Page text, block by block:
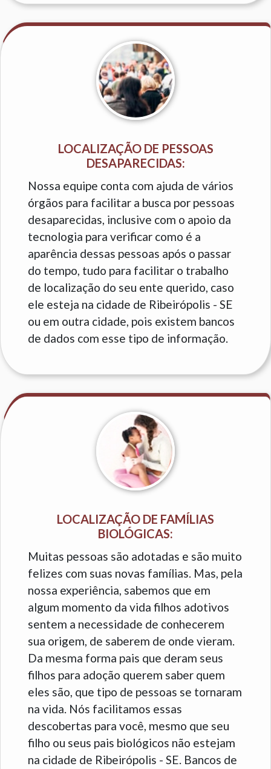
LOCALIZAÇÃO DE PESSOAS
DESAPARECIDAS:
Nossa equipe conta com ajuda de vários
órgãos para facilitar a busca por pessoas
desaparecidas, inclusive com o apoio da
tecnologia para verificar como é a
aparência dessas pessoas após o passar
do tempo, tudo para facilitar o trabalho
de localização do seu ente querido, caso
ele esteja na cidade de Ribeirópolis - SE
ou em outra cidade, pois existem bancos
de dados com esse tipo de informação.
LOCALIZAÇÃO DE FAMÍLIAS
BIOLÓGICAS:
Muitas pessoas são adotadas e são muito
felizes com suas novas famílias. Mas, pela
nossa experiência, sabemos que em
algum momento da vida filhos adotivos
sentem a necessidade de conhecerem
sua origem, de saberem de onde vieram.
Da mesma forma pais que deram seus
filhos para adoção querem saber quem
eles são, que tipo de pessoas se tornaram
na vida. Nós facilitamos essas
descobertas para você, mesmo que seu
filho ou seus pais biológicos não estejam
na cidade de Ribeirópolis - SE. Bancos de